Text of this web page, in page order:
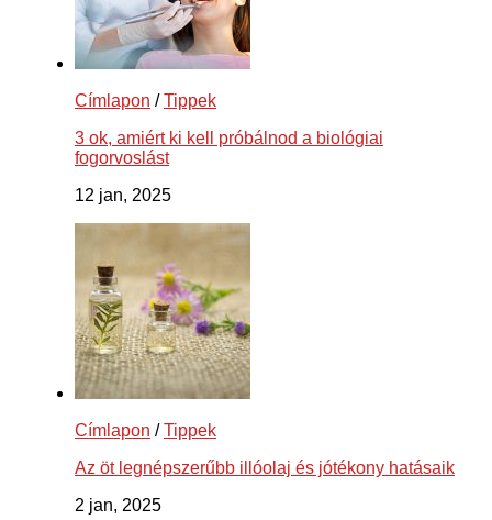
Címlapon /Tippek
3 ok, amiért ki kell próbálnod a biológiai
fogorvoslást
12 jan, 2025
Címlapon /Tippek
Az öt legnépszerűbb illóolaj és jótékony hatásaik
2 jan, 2025